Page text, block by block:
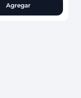
Agregar